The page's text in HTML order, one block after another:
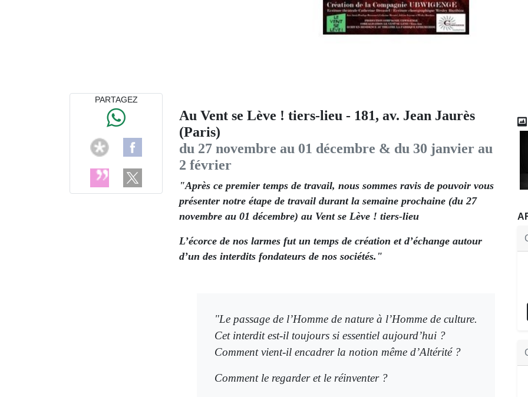
Au Vent se Lève ! tiers-lieu - 181, av. Jean Jaurès
(Paris)
du 27 novembre au 01 décembre & du 30 janvier au
2 février
"Après ce premier temps de travail, nous sommes ravis de pouvoir vous
présenter notre étape de travail durant la semaine prochaine (du 27
novembre au 01 décembre) au Vent se Lève ! tiers-lieu
L’écorce de nos larmes fut un temps de création et d’échange autour
d’un des interdits fondateurs de nos sociétés."
"Le passage de l’Homme de nature à l’Homme de culture.
Cet interdit est-il toujours si essentiel aujourd’hui ?
Comment vient-il encadrer la notion même d’Altérité ?
Comment le regarder et le réinventer ?
PARTAGEZ